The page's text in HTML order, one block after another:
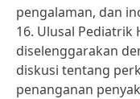
pengalaman, dan
16. Ulusal Pediatrik
diselenggarakan
diskusi tentang
penanganan